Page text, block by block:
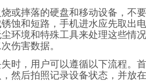
或摔落的硬盘和移动设备，不
蚀和短路，手机进水应先取出
环境和特殊工具来处理这些情
伤害数据。
时，用户可以遵循以下流程。
然后拍照记录设备状态，并放